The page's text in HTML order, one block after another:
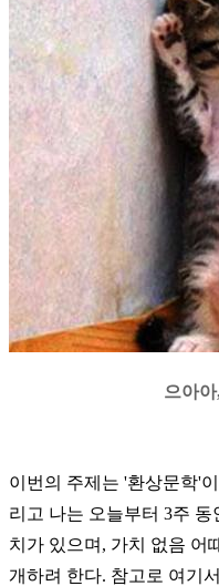
으아
이번의 주제는 '환상문학'
리고 나는 오늘부터 3주
치가 있으며, 가치 없음 어
개하려 한다. 참고로 여기